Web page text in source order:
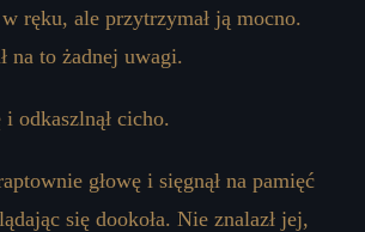
ręku, ale przytrzymał ją mocno.
na to żadnej uwagi.
odkaszlnął cicho.
głowę i sięgnął na pamięć
się dookoła. Nie znalazł jej,